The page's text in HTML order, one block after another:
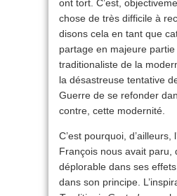
ont tort. C’est,
chose de très difficile à
disons cela en tant que
partage en majeure
traditionaliste de la
la désastreuse tentative
Guerre de se refonder
contre, cette modernité.
C’est pourquoi, d’ailleurs,
François nous avait paru,
déplorable dans ses
dans son principe.